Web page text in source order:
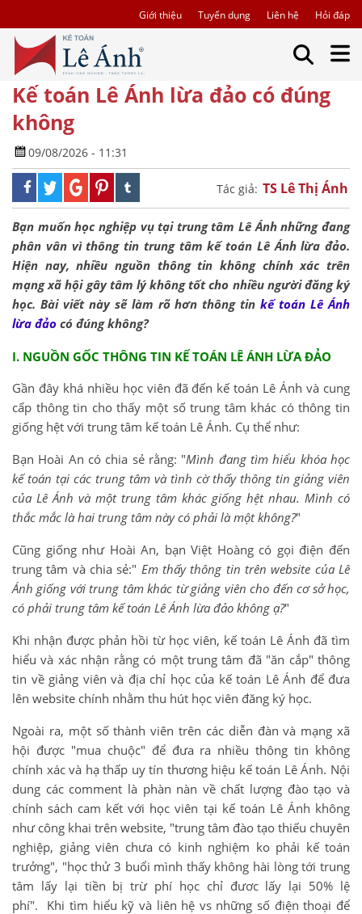
Giới thiệu Tuyển dụng Liên hệ Hỏi đáp
Kế toán Lê Ánh lừa đảo có đúng
không
09/08/2026 - 11:31
Tác giả: TS Lê Thị Ánh
Bạn muốn học nghiệp vụ tại trung tâm Lê Ánh những đang
phân vân vì thông tin trung tâm kế toán Lê Ánh lừa đảo.
Hiện nay, nhiều nguồn thông tin không chính xác trên
mạng xã hội gây tâm lý không tốt cho nhiều người đăng ký
học. Bài viết này sẽ làm rõ hơn thông tinkế toán Lê Ánh
lừa đảo có đúng không?
I. NGUỒN GỐC THÔNG TIN KẾ TOÁN LÊ ÁNH LỪA ĐẢO
Gần đây khá nhiều học viên đã đến kế toán Lê Ánh và cung
cấp thông tin cho thấy một số trung tâm khác có thông tin
giống hệt với trung tâm kế toán Lê Ánh. Cụ thể như:
Bạn Hoài An có chia sẻ rằng: "Mình đang tìm hiểu khóa học
kế toán tại các trung tâm và tình cờ thấy thông tin giảng viên
của Lê Ánh và một trung tâm khác giống hệt nhau. Mình có
thắc mắc là hai trung tâm này có phải là một không?"
Cũng giống như Hoài An, bạn Việt Hoàng có gọi điện đến
trung tâm và chia sẻ:" Em thấy thông tin trên website của Lê
Ánh giống với trung tâm khác từ giảng viên cho đến cơ sở học,
có phải trung tâm kế toán Lê Ánh lừa đảo không ạ?"
Khi nhận được phản hồi từ học viên, kế toán Lê Ánh đã tìm
hiểu và xác nhận rằng có một trung tâm đã "ăn cắp" thông
tin về giảng viên và địa chỉ học của kế toán Lê Ánh để đưa
lên website chính nhằm thu hút học viên đăng ký học.
Ngoài ra, một số thành viên trên các diễn đàn và mạng xã
hội được "mua chuộc" để đưa ra nhiều thông tin không
chính xác và hạ thấp uy tín thương hiệu kế toán Lê Ánh. Nội
dung các comment là phàn nàn về chất lượng đào tạo và
chính sách cam kết với học viên tại kế toán Lê Ánh không
như công khai trên website, "trung tâm đào tạo thiếu chuyên
nghiệp, giảng viên chưa có kinh nghiệm ko phải kế toán
trưởng", "học thử 3 buổi mình thấy không hài lòng tới trung
tâm lấy lại tiền bị trừ phí học chỉ đươc lấy lại 50% lệ
phí". Khi tìm hiểu kỹ và liên hệ vs những số điện thoại để